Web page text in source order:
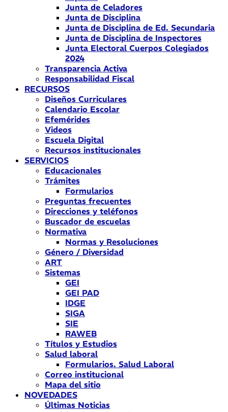
Junta de Celadores
Junta de Disciplina
Junta de Disciplina de Ed. Secundaria
Junta de Disciplina de Inspectores
Junta Electoral Cuerpos Colegiados
2024
Transparencia Activa
Responsabilidad Fiscal
RECURSOS
Diseños Curriculares
Calendario Escolar
Efemérides
Videos
Escuela Digital
Recursos institucionales
SERVICIOS
Educacionales
Trámites
Formularios
Preguntas frecuentes
Direcciones y teléfonos
Buscador de escuelas
Normativa
Normas y Resoluciones
Género / Diversidad
ART
Sistemas
GEI
GEI PAD
IDGE
SIGA
SIE
RAWEB
Títulos y Estudios
Salud laboral
Formularios. Salud Laboral
Correo institucional
Mapa del sitio
NOVEDADES
Últimas Noticias